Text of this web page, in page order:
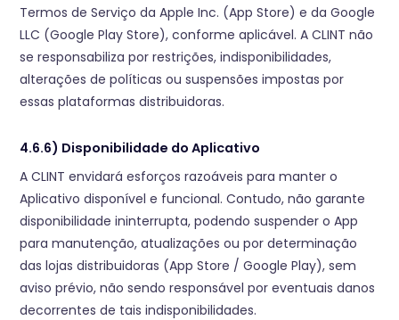
Termos de Serviço da Apple Inc. (App Store) e da Google
LLC (Google Play Store), conforme aplicável. A CLINT não
se responsabiliza por restrições, indisponibilidades,
alterações de políticas ou suspensões impostas por
essas plataformas distribuidoras.
4.6.6) Disponibilidade do Aplicativo
A CLINT envidará esforços razoáveis para manter o
Aplicativo disponível e funcional. Contudo, não garante
disponibilidade ininterrupta, podendo suspender o App
para manutenção, atualizações ou por determinação
das lojas distribuidoras (App Store / Google Play), sem
aviso prévio, não sendo responsável por eventuais danos
decorrentes de tais indisponibilidades.